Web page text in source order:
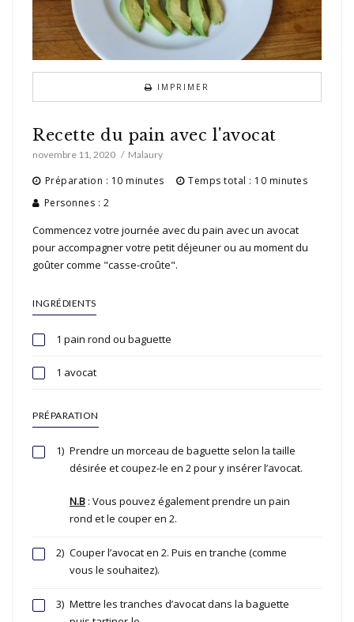
IMPRIMER
Recette du pain avec l'avocat
novembre 11, 2020 Malaury
Préparation : 10 minutes
Temps total : 10 minutes
Personnes : 2
Commencez votre journée avec du pain avec un avocat
pour accompagner votre petit déjeuner ou au moment du
goûter comme "casse-croûte".
INGRÉDIENTS
1 pain rond ou baguette
1 avocat
PRÉPARATION
1) Prendre un morceau de baguette selon la taille
désirée et coupez-le en 2 pour y insérer l’avocat.
N.B : Vous pouvez également prendre un pain
rond et le couper en 2.
2) Couper l’avocat en 2. Puis en tranche (comme
vous le souhaitez).
3) Mettre les tranches d’avocat dans la baguette